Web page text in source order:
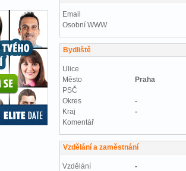
Email
Osobní WWW
Bydliště
Ulice
Město
Praha
PSČ
Okres
-
Kraj
-
Komentář
Vzdělání a zaměstnání
Vzdělání
-